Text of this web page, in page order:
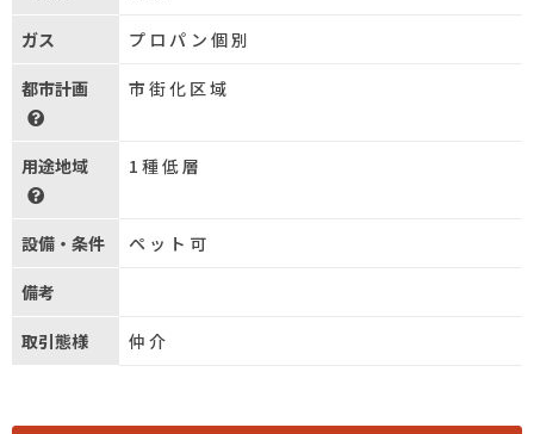
ガス プロパン個別
都市計画 市街化区域
用途地域 1種低層
設備・条件 ペット可
備考
取引態様 仲介